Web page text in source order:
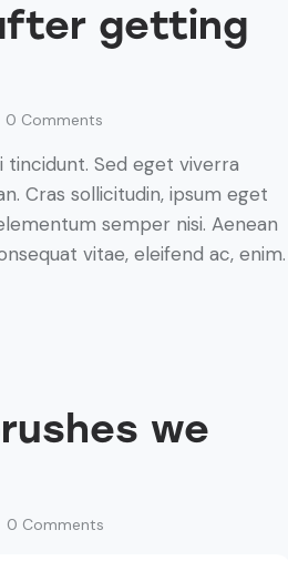
getting
0 Comments
tincidunt. Sed eget viverra
Cras sollicitudin, ipsum eget
semper nisi. Aenean
vitae, eleifend ac, enim.
we
0 Comments